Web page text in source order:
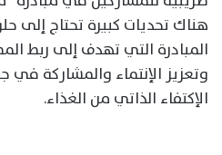
هناك تحديات كبيرة تحتاج إلى
المبادرة التي تهدف إلى ربط
وتعزيز الإنتماء والمشاركة في
الإكتفاء الذاتي من الغذاء.